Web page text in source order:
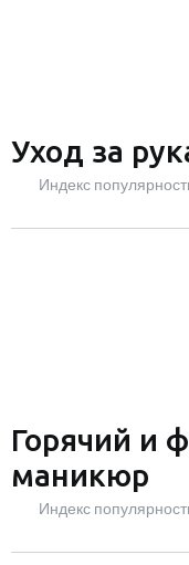
Уход за
Индекс
Горячий и
маникюр
Индекс